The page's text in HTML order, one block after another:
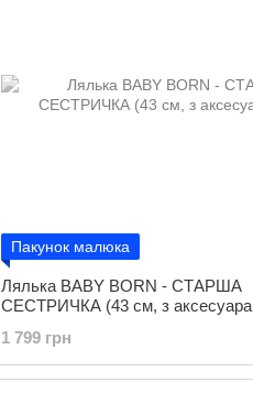
Пакунок малюка
Лялька BABY BORN - СТАРША
СЕСТРИЧКА (43 см, з
1 799 грн